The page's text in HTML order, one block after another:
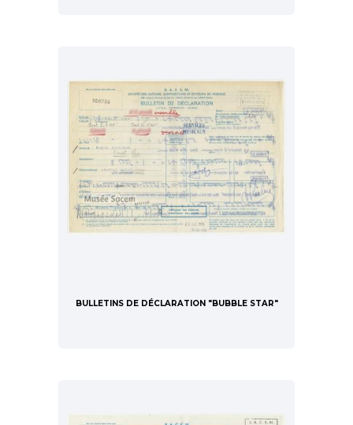
BULLETINS DE DÉCLARATION "BUBBLE STAR"